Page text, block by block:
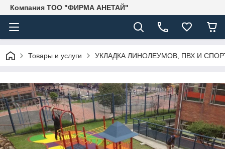
Компания ТОО "ФИРМА АНЕТАЙ"
Товары и услуги УКЛАДКА ЛИНОЛЕУМОВ, ПВХ И